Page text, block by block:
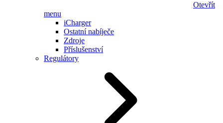
Otevřít
menu
iCharger
Ostatní nabíječe
Zdroje
Příslušenství
Regulátory